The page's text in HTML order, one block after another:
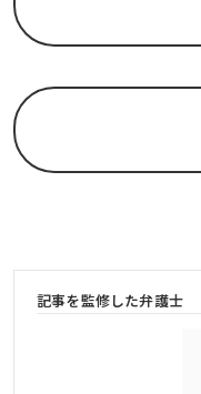
記事を監修した弁護士